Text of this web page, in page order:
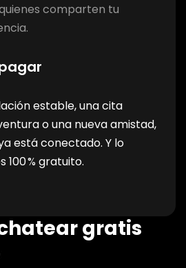
comparten tu
estable, una cita
o una nueva amistad,
está conectado. Y lo
100 % gratuito.
gratis